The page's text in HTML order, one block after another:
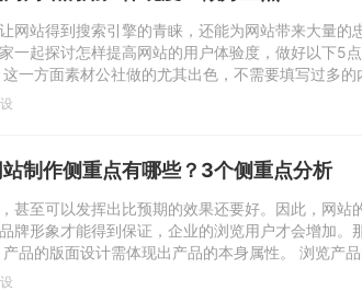
网站得到搜索引擎的青睐，还能为网站带来大量的
一起探讨怎样提高网站的用户体验度，做好以
一方面素材公社做的尤其出色，不需要填写过多的
制作侧重点有哪些？3个侧重点分析
甚至可以发挥出比预期的效果还要好。因此，网站
牌形象才能得到保证，企业的浏览用户才会增加。
的版面设计需体现出产品的本身属性。 浏览产品